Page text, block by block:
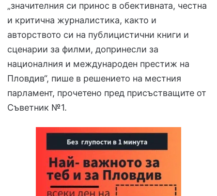
„значителния си принос в обективната, честна
и критична журналистика, както и
авторството си на публицистични книги и
сценарии за филми, допринесли за
националния и международен престиж на
Пловдив“, пише в решението на местния
парламент, прочетено пред присъстващите от
Съветник №1.